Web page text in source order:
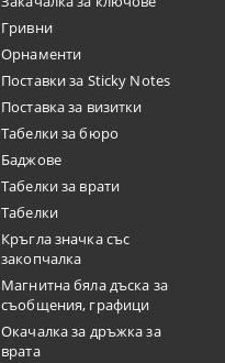
Гривни
Орнаменти
Поставки за Sticky Notes
Поставка за визитки
Tабелки за бюро
Баджове
Табелки за врати
Табелки
Кръгла значка със
закопчалка
Магнитна бяла дъска за
съобщения, графици
Окачалка за дръжка за
врата